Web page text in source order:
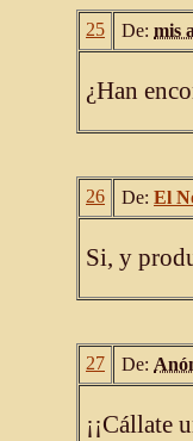
25 De: mis
¿Han
26 De: El
Si, y
27 De:
¡¡Cállate